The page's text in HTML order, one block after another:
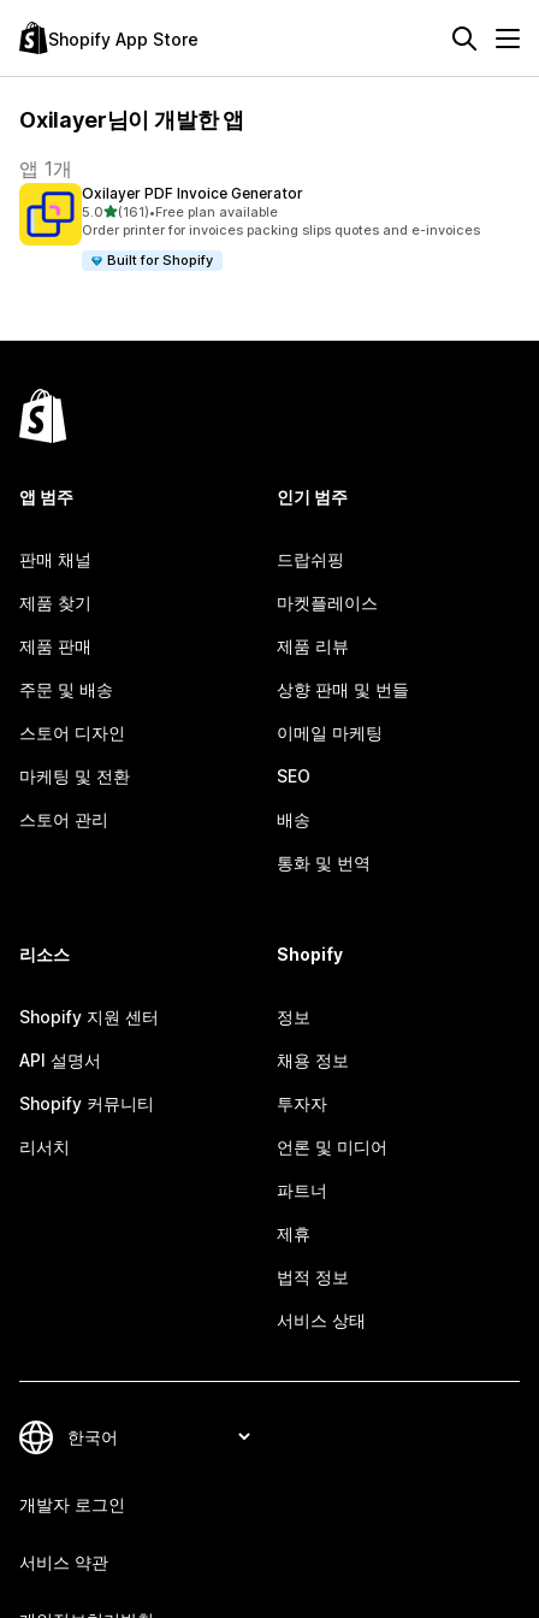
Shopify App Store
Oxilayer님이 개발한 앱
앱 1개
Oxilayer PDF Invoice Generator
5.0별 5개 중
(161)
총 리뷰 161개
•Free plan available
Order printer for invoices packing slips quotes and e-invoices
Built for Shopify
앱 범주
판매 채널
제품 찾기
제품 판매
주문 및 배송
스토어 디자인
마케팅 및 전환
스토어 관리
인기 범주
드랍쉬핑
마켓플레이스
제품 리뷰
상향 판매 및 번들
이메일 마케팅
SEO
배송
통화 및 번역
리소스
Shopify 지원 센터
API 설명서
Shopify 커뮤니티
리서치
Shopify
정보
채용 정보
투자자
언론 및 미디어
파트너
제휴
법적 정보
서비스 상태
개발자 로그인
서비스 약관